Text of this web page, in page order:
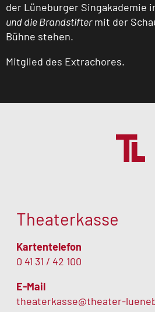
der Lüneburger Singakademie
und die Brandstiftermit der
Bühne stehen.
Mitglied des Extrachores.
Theaterkasse
Kartentelefon
0 41 31 / 42 100
E-Mail
theaterkasse@theater-